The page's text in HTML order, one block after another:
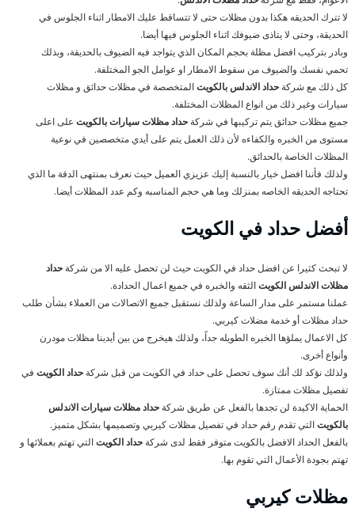
لا تترك الحديقه هكذا بدون مظلات حتى لا تتساقط عليك الامطار اثناء الجلوس في
الحديقة، وحتى لا يتاذى ضيوفك اثناء الجلوس فيها أيضا.
وبادر بتركيب افضل مظلة بحجم المكان الذي يتواجد فيه الضيوف بالحديقة، وبذلك
تحمي نفسك والضيوف من سقوط الامطار او عوامل الجو المختلفة.
كل ذلك مع شركة حداد الاندلس بالكويتالمتخصصة في مظلات حدائق و مظلات
سيارات وغير ذلك من انواع المظلات المختلفة.
جميع مظلات حدائق يتم تركيبها في شركة حداد مظلات سيارات بالكويت على اعلى
مستوى من الخبره والكفاءه لأن ذلك العمل يتم على أيدي متخصصين في نوعية
المظلات الخاصة بالحدائق.
ولذلك فأننا افضل خيار بالنسبة إليك عزيزي العميل حيث نعرف بمنتهى الدقة ما الذي
تحتاجه الحديقه الخاصه بمنزلك وما هي حجم المناسبه وكم عدد المظلات أيضا.
أفضل حداد في الكويت
لا تبحث كثيرا عن افضل حداد في الكويت حيث لن تحصل عليه الا من شركة حداد
مظلات الاندلس الكويتالثقه والخبره في جميع اعمال الحدادة.
عملنا مستمر على مدار الساعة ولذلك نستقبل جميع الاتصالات من العملاء بشأن طلب
حداد مظلات أو خدمة مضلات كيربي.
كل الاعمال يملؤها الخبره الطويله جداً، ولذلك هيخرج من بين أيدينا مظلات مودرن
وأنواع أخرى.
ولذلك نؤكد لك أنك سوف تحصل على حداد في الكويت من قبل شركة حداد الكويت في
تفصيل مظلات ممتازة.
الحماية الاكيدة لن تجدها بالفعل عن طريق شركة حداد مظلات سيارات الاندلس
بالكويتالتي تقدم رقم حداد في تفصيل مظلات كيربي وتصميمها بشكل متميز.
بالفعل الحداد الافضل بالكويت متوفر فقط لدى شركة حداد الكويتالتي تهتم بعملائها و
تهتم بجودة الأعمال التي تقوم بها.
مظلات كيربي